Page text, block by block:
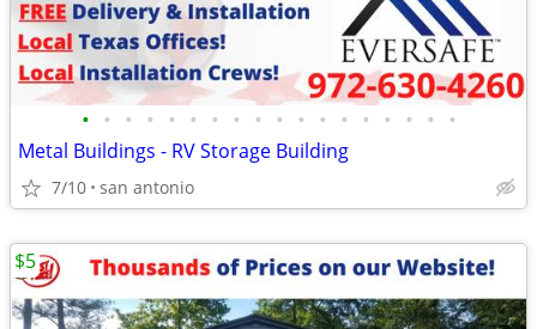
• • • • • • • • • • • • • • • • • •
Metal Buildings - RV Storage Building
7/10 san antonio
$5